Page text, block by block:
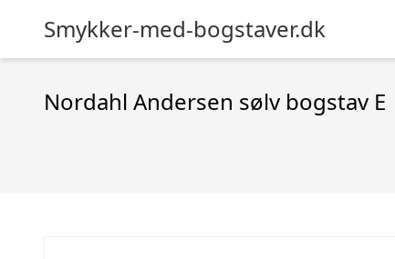
Smykker-med-bogstaver.dk
Nordahl Andersen sølv bogstav E